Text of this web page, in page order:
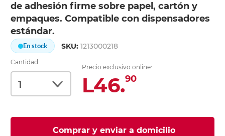
de adhesión firme sobre papel, cartón y
empaques. Compatible con dispensadores
estándar.
En stock SKU:1213000218
Cantidad
Precio exclusivo online:
L46.90
Comprar y enviar a domicilio